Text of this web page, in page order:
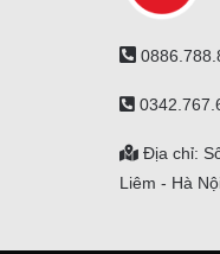
Địa chỉ:
Liêm - Hà